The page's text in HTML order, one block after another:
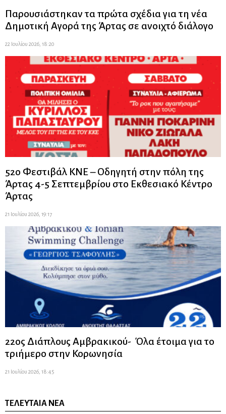
Παρουσιάστηκαν τα πρώτα σχέδια για τη νέα
Δημοτική Αγορά της Άρτας σε ανοιχτό διάλογο
22 Ιουλίου 2026, 18:20
52ο Φεστιβάλ ΚΝΕ – Οδηγητή στην πόλη της
Άρτας 4-5 Σεπτεμβρίου στο Εκθεσιακό Κέντρο
Άρτας
21 Ιουλίου 2026, 19:17
22ος Διάπλους Αμβρακικού- Όλα έτοιμα για το
τριήμερο στην Κορωνησία
21 Ιουλίου 2026, 18:45
ΤΕΛΕΥΤΑΊΑ ΝΈΑ